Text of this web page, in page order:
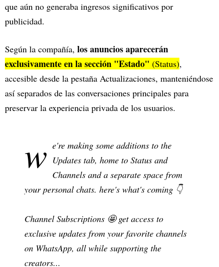
que aún no generaba ingresos significativos por
publicidad.
Según la compañía, los anuncios aparecerán
exclusivamente en la sección "Estado" (Status),
accesible desde la pestaña Actualizaciones, manteniéndose
así separados de las conversaciones principales para
preservar la experiencia privada de los usuarios.
w e're making some additions to the
Updates tab, home to Status and
Channels and a separate space from
your personal chats. here's what's coming 👇
Channel Subscriptions 🤩 get access to
exclusive updates from your favorite channels
on WhatsApp, all while supporting the
creators...